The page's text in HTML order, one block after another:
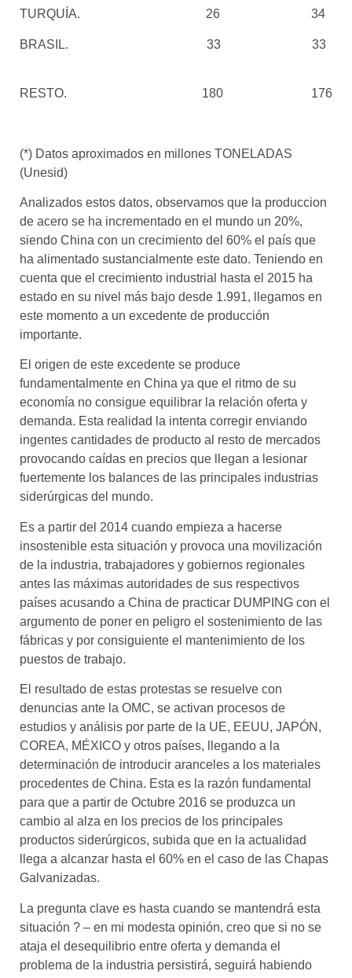
TURQUÍA. 26 34
BRASIL. 33 33
RESTO. 180 176
(*) Datos aproximados en millones TONELADAS
(Unesid)
Analizados estos datos, observamos que la produccion
de acero se ha incrementado en el mundo un 20%,
siendo China con un crecimiento del 60% el país que
ha alimentado sustancialmente este dato. Teniendo en
cuenta que el crecimiento industrial hasta el 2015 ha
estado en su nivel más bajo desde 1.991, llegamos en
este momento a un excedente de producción
importante.
El origen de este excedente se produce
fundamentalmente en China ya que el ritmo de su
economía no consigue equilibrar la relación oferta y
demanda. Esta realidad la intenta corregir enviando
ingentes cantidades de producto al resto de mercados
provocando caídas en precios que llegan a lesionar
fuertemente los balances de las principales industrias
siderúrgicas del mundo.
Es a partir del 2014 cuando empieza a hacerse
insostenible esta situación y provoca una movilización
de la industria, trabajadores y gobiernos regionales
antes las máximas autoridades de sus respectivos
países acusando a China de practicar DUMPING con el
argumento de poner en peligro el sostenimiento de las
fábricas y por consiguiente el mantenimiento de los
puestos de trabajo.
El resultado de estas protestas se resuelve con
denuncias ante la OMC, se activan procesos de
estudios y análisis por parte de la UE, EEUU, JAPÓN,
COREA, MÉXICO y otros países, llegando a la
determinación de introducir aranceles a los materiales
procedentes de China. Esta es la razón fundamental
para que a partir de Octubre 2016 se produzca un
cambio al alza en los precios de los principales
productos siderúrgicos, subida que en la actualidad
llega a alcanzar hasta el 60% en el caso de las Chapas
Galvanizadas.
La pregunta clave es hasta cuando se mantendrá esta
situación ? – en mi modesta opinión, creo que si no se
ataja el desequilibrio entre oferta y demanda el
problema de la industria persistirá, seguirá habiendo